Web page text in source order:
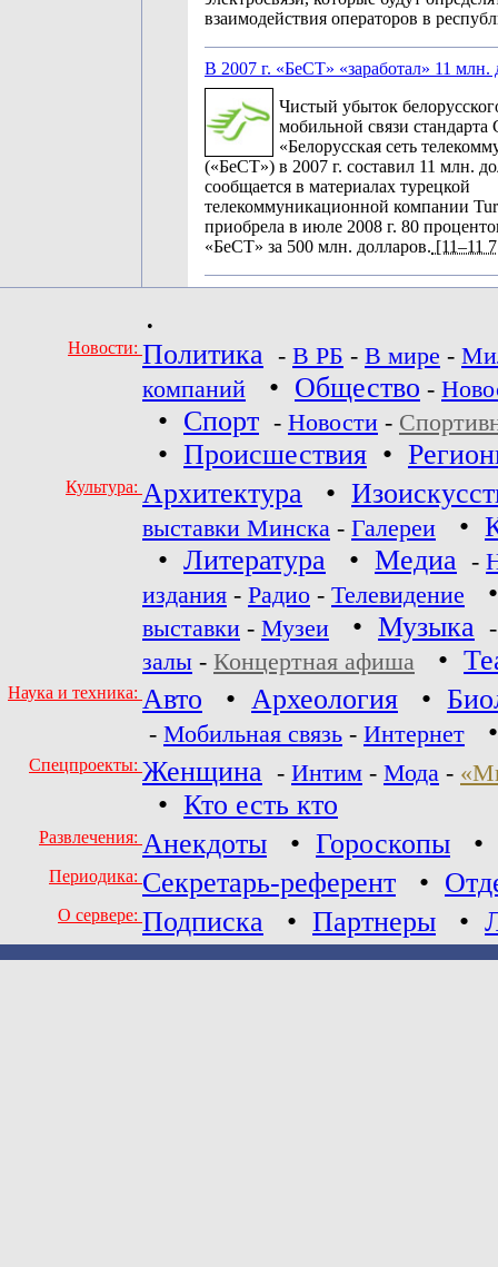
взаимодействия операторов в
В 2007 г. «БеСТ» «заработал» 11 млн.
Чистый убыток
мобильной связи
«Белорусская сеть
(«БеСТ») в 2007 г. составил 11 млн.
сообщается в материалах турецкой
телекоммуникационной компании
приобрела в июле 2008 г. 80
«БеСТ» за 500 млн. долларов. [11–11
•
Новости: Политика - В РБ - В мире -
компаний
• Общество -
• Спорт - Новости -
• Происшествия •
Культура: Архитектура •
выставки Минска - Галереи •
• Литература • Медиа -
издания - Радио - Телевидение
выставки - Музеи • Музыка
залы - Концертная афиша •
Наука и техника: Авто • Археология •
- Мобильная связь - Интернет
Спецпроекты: Женщина - Интим - Мода -
• Кто есть кто
Развлечения: Анекдоты • Гороскопы •
Периодика: Секретарь-референт •
О сервере: Подписка • Партнеры •